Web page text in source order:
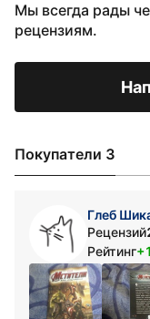
Мы всегда рады
рецензиям.
Покупатели 3
Глеб
Рецензий
Рейтинг+1